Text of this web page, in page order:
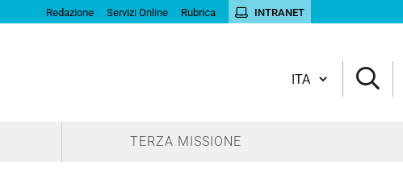
Redazione Servizi Online Rubrica INTRANET
Cambia lingua
TERZA MISSIONE